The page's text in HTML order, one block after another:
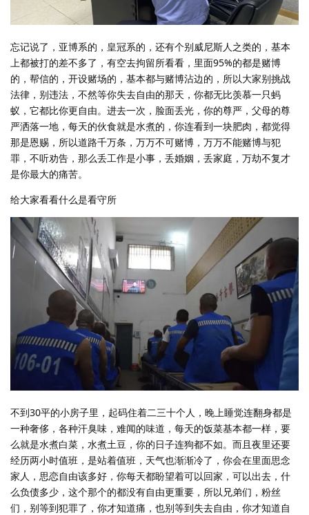
忘记说了，亚博系的，皇冠系的，还有个别威尼斯人之类的，基本
上都被打的差不多了，有空去拘留所看看，里面95%的都是赌博
的，帮信的，开设赌场的，基本都与赌博沾边的，所以大家别挑战
法律，别违法，不然等你失去自由的那天，你都无比羡慕一只蚂
蚁，它都比你更自由。进去一次，脸面丢光，你的尊严，父母的尊
严洒落一地，每天的伙食就是水煮的，你连看到一块肥肉，都觉得
那是恩赐，所以道路千万条，万万不可赌博，万万不能赌博与犯
罪，不听劝告，那么丢工作是小事，丢婚姻，丢家庭，万劫不复才
是你最大的痛苦。
给大家看看什么是看守所
不到30平的小房子里，起码住着二三十个人，晚上睡觉连翻身都是
一种奢侈，各种汗臭味，难闻的味道，每天的饭菜基本都一样，要
么就是水煮白菜，水煮土豆，你的日子连狗都不如。而且夜里还要
经历两小时值班，是站着值班，天气也渐渐冷了，你会在里面思念
家人，思恋自由该多好，你每天都盼望着可以回家，可以出去，什
么负债多少，这个那个的都没有自由更重要，所以兄弟们，粉丝
们，别等到犯罪了，你才知道痛，也别等到失去自由，你才知道自